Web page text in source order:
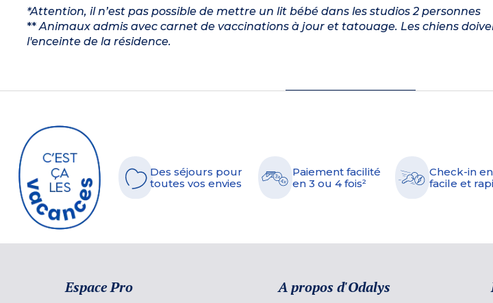
*Attention, il n’est pas possible de mettre un lit bébé dans les studios 2 personnes
**Animaux admis avec carnet de vaccinations à jour et tatouage. Les chiens
l'enceinte de la résidence.
Des séjours pour
toutes vos envies
Paiement facilité
en 3 ou 4 fois²
Check-in
facile et
Espace Pro A propos d'Odalys